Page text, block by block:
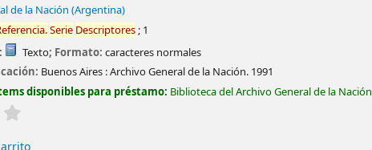
de la Nación (Argentina)
Serie Descriptores; 1
Texto; Formato: caracteres normales
Buenos Aires :Archivo General de la Nación. 1991
disponibles para préstamo: Biblioteca del Archivo General de la Nación